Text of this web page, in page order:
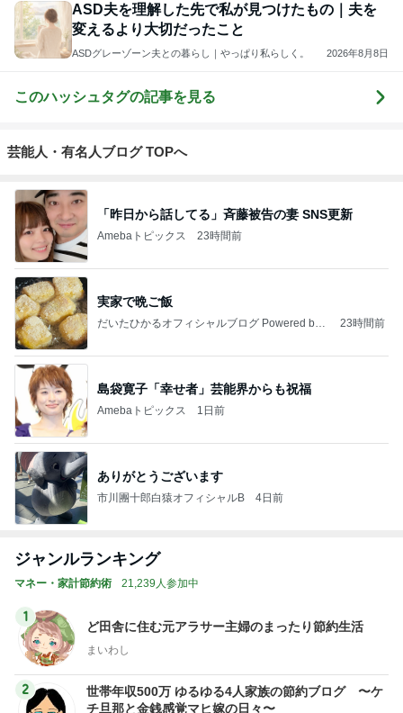
ASD夫を理解した先で私が見つけたもの｜夫を
変えるより大切だったこと
ASDグレーゾーン夫との暮らし｜やっぱり私らしく。 2026年8月8日
このハッシュタグの記事を見る
芸能人・有名人ブログ TOPへ
「昨日から話してる」斉藤被告の妻 SNS更新
Amebaトピックス 23時間前
実家で晩ご飯
だいたひかるオフィシャルブログ Powered by
23時間前
島袋寛子「幸せ者」芸能界からも祝福
Amebaトピックス 1日前
ありがとうございます
市川團十郎白猿オフィシャルB 4日前
ジャンルランキング
マネー・家計節約術 21,239人参加中
1
ど田舎に住む元アラサー主婦のまったり節約生活
まいわし
2
世帯年収500万 ゆるゆる4人家族の節約ブログ 〜ケ
チ旦那と金銭感覚マヒ嫁の日々〜